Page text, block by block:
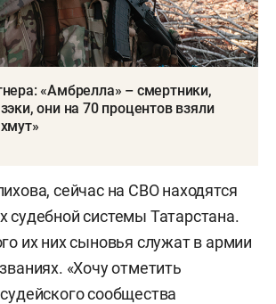
«Амбрелла» – смертники,
они на 70 процентов взяли
сейчас на СВО находятся
судебной системы Татарстана.
их них сыновья служат в армии
«Хочу отметить
сообщества